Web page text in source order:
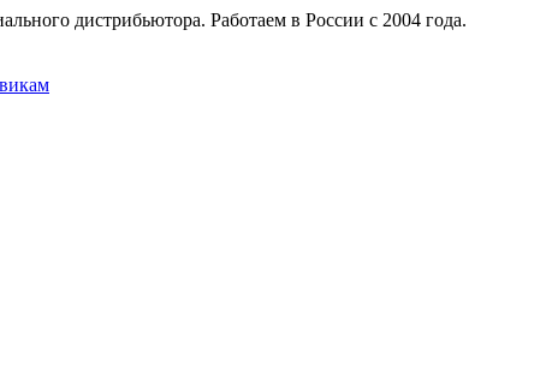
дистрибьютора. Работаем в России с 2004 года.